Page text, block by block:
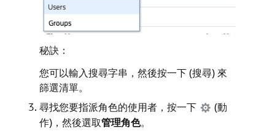
秘訣：
您可以輸入搜尋字串，然後按一下 (搜尋) 來
篩選清單。
尋找您要指派角色的使用者，按一下
(動
作)，然後選取管理角色。